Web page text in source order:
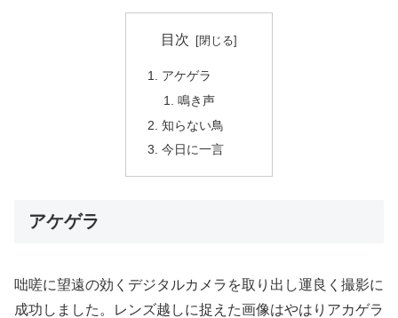
目次
アケゲラ
鳴き声
知らない鳥
今日に一言
アケゲラ
咄嗟に望遠の効くデジタルカメラを取り出し運良く撮影に
成功しました。レンズ越しに捉えた画像はやはりアカゲラ